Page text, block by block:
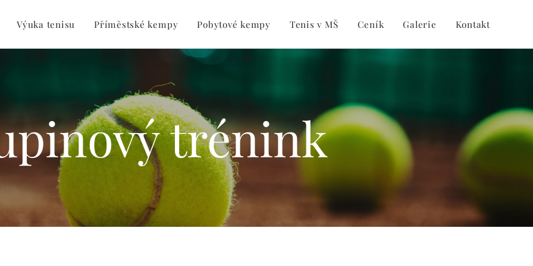
Výuka tenisu Příměstské kempy Pobytové kempy Tenis v MŠ Ceník Galerie Kontakt
trénink